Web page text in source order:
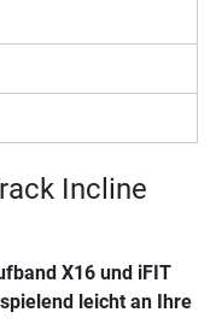
Incline
X16 und iFIT
leicht an Ihre